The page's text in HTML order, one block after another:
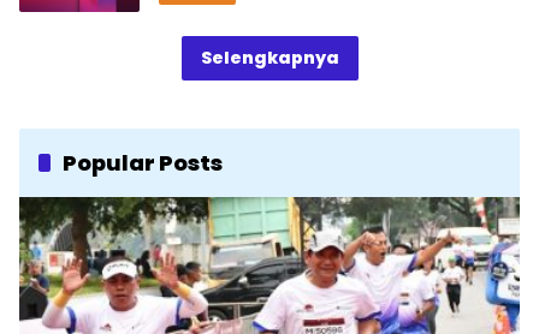
Selengkapnya
Popular Posts